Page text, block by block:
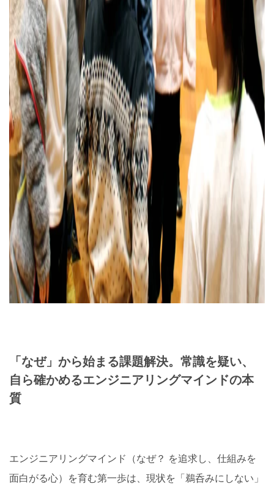
「なぜ」から始まる課題解決。常識を疑い、
自ら確かめるエンジニアリングマインドの本
質
エンジニアリングマインド（なぜ？ を追求し、仕組みを
面白がる心）を育む第一歩は、現状を「鵜呑みにしない」